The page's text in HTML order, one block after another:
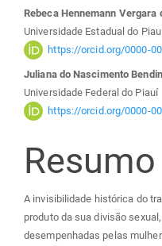
do
artigo
principal
Rebeca Hennemann Vergara
Universidade Estadual do
https://orcid.org/0000-
Juliana do Nascimento
Universidade Federal do Piauí
https://orcid.org/0000-
Resumo
A invisibilidade histórica do
produto da sua divisão
desempenhadas pelas